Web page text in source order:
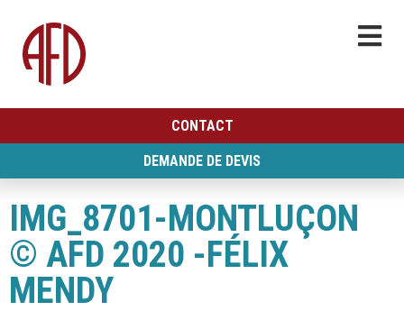
CONTACT
DEMANDE DE DEVIS
IMG_8701-MONTLUÇON
© AFD 2020 -FÉLIX
MENDY